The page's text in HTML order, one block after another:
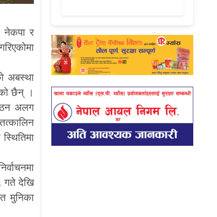
नेकपा र
अबस्था
छैन् ।
अलग
गते देखि
मुनिका